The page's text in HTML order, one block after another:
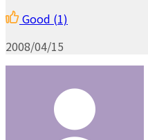
Good (1)
2008/04/15